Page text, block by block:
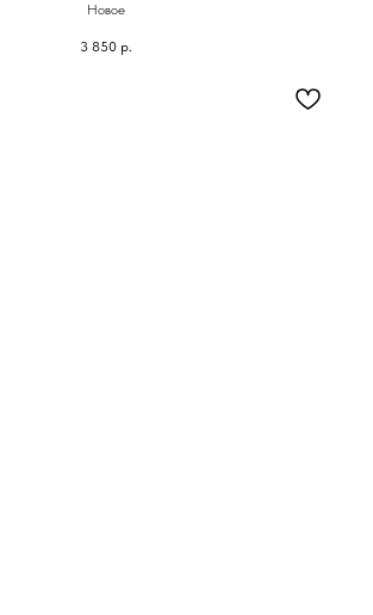
Новое
3 850 р.